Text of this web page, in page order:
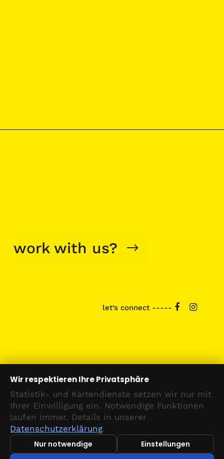
work with us?
let’s connect -----
© 2026 SNOW.HOLDING GmbH
Wir respektieren Ihre Privatsphäre
Statistik- und Kartendienste setzen wir nur mit
Ihrer Einwilligung ein. Notwendige Funktionen
laufen immer. Details in unserer
Datenschutzerklärung.
Nur notwendige
Einstellungen